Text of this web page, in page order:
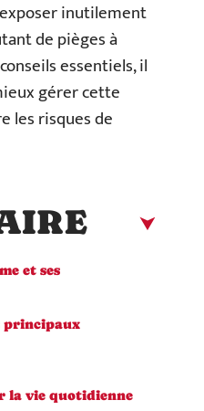
inutilement
de pièges à
essentiels, il
gérer cette
les risques de
et ses
principaux
la vie quotidienne